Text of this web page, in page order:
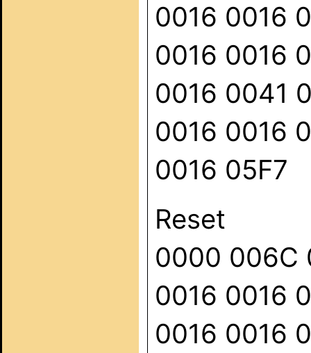
0016 0016
0016 0016
0016 0041
0016 0016
0016 05F7
Reset
0000 006C
0016 0016
0016 0016